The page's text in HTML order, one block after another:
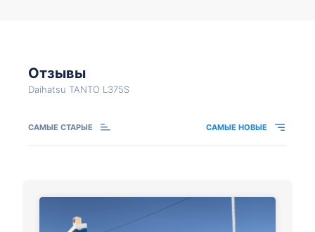
Отзывы
Daihatsu TANTO L375S
САМЫЕ СТАРЫЕ САМЫЕ НОВЫЕ